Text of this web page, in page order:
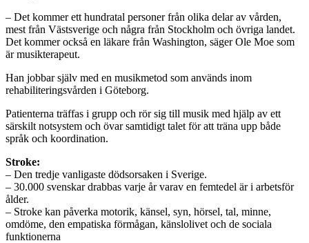
– Det kommer ett hundratal personer från olika delar av vården,
mest från Västsverige och några från Stockholm och övriga landet.
Det kommer också en läkare från Washington, säger Ole Moe som
är musikterapeut.
Han jobbar själv med en musikmetod som används inom
rehabiliteringsvården i Göteborg.
Patienterna träffas i grupp och rör sig till musik med hjälp av ett
särskilt notsystem och övar samtidigt talet för att träna upp både
språk och koordination.
Stroke:
– Den tredje vanligaste dödsorsaken i Sverige.
– 30.000 svenskar drabbas varje år varav en femtedel är i arbetsför
ålder.
– Stroke kan påverka motorik, känsel, syn, hörsel, tal, minne,
omdöme, den empatiska förmågan, känslolivet och de sociala
funktionerna